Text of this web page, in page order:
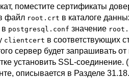
поместите сертификаты
файл root.crt в каталоге
в postgresql.conf значение
clientcert в соответствующих
сервер будет запрашивать от
установить SSL-соединение.
описывается в Разделе 31.18